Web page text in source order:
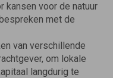
kansen voor de natuur
met de
van verschillende
om lokale
langdurig te